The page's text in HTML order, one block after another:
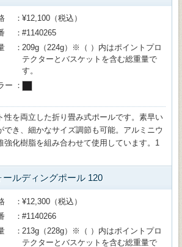
¥12,100（税込）
#1140265
209g（224g）※（ ）内はポイントプロ
テクターとバスケットを含む総重量で
す。
ー
性を両立した折り畳み式ポールです。素早い
でき、細かなサイズ調節も可能。アルミニウ
強化樹脂を組み合わせて使用しています。1
ールディングポール 120
¥12,300（税込）
#1140266
213g（228g）※（ ）内はポイントプロ
テクターとバスケットを含む総重量で